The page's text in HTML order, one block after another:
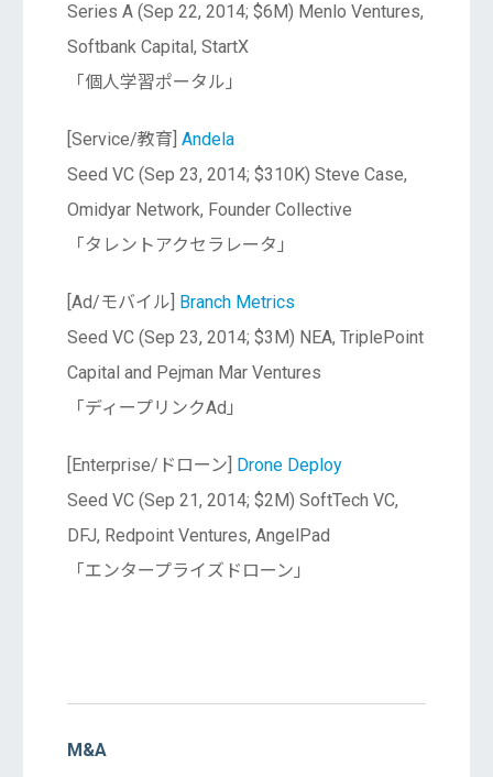
Series A (Sep 22, 2014; $6M) Menlo Ventures,
Softbank Capital, StartX
「個人学習ポータル」
[Service/教育] Andela
Seed VC (Sep 23, 2014; $310K) Steve Case,
Omidyar Network, Founder Collective
「タレントアクセラレータ」
[Ad/モバイル]
Branch Metrics
Seed VC (Sep 23, 2014; $3M) NEA, TriplePoint
Capital and Pejman Mar Ventures
「ディープリンクAd」
[Enterprise/ドローン]
Drone Deploy
Seed VC (Sep 21, 2014; $2M) SoftTech VC,
DFJ, Redpoint Ventures, AngelPad
「エンタープライズドローン」
M&A